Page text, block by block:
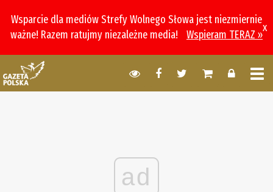
Wsparcie dla mediów Strefy Wolnego Słowa jest niezmiernie
ważne! Razem ratujmy niezależne media!
Wspieram TERAZ »
x
ad